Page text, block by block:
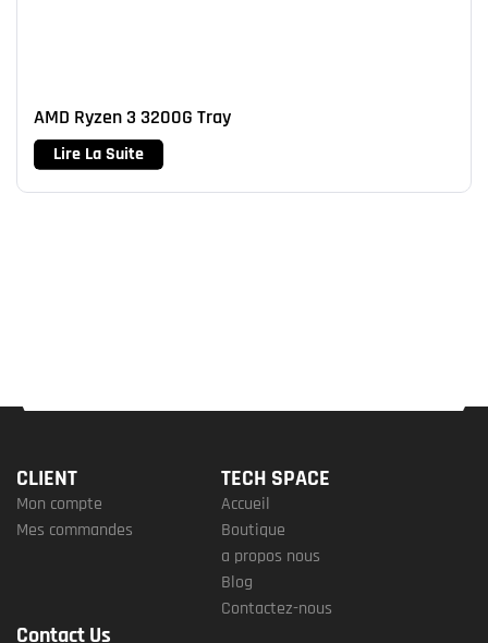
AMD Ryzen 3 3200G Tray
Lire La Suite
CLIENT
Mon compte
Mes commandes
TECH SPACE
Accueil
Boutique
a propos nous
Blog
Contactez-nous
Contact Us